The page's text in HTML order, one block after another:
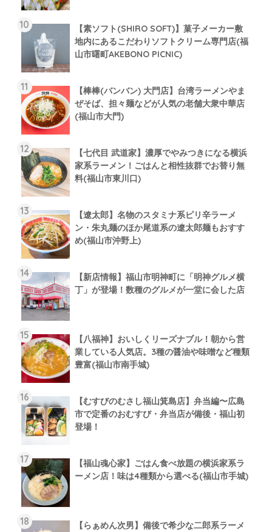
【素ソフト(SHIRO SOFT)】菓子メーカー敷
地内にあるこだわりソフトクリーム専門店(福
山市曙町AKEBONO PICNIC)
【棒棒(バンバン) 大門店】台湾ラーメンやま
ぜそば、担々麺などが人気の老舗大衆中華店
(福山市大門)
【七代目 武道家】濃厚でやみつきになる横浜
家系ラーメン！ごはんと相性抜群でお替り無
料(福山市東川口)
【遼太郎】名物のスタミナ系ピリ辛ラーメ
ン・朱丸麺のほか尾道系の遼太郎麺もおすす
め(福山市沖野上)
【新店情報】福山市明神町に「明神グルメ横
丁」が登場！数種のグルメが一堂に会した店
【八福神】おいしくリーズナブル！朝から営
業している人気店。3種の醤油や味噌など種類
豊富(福山市南手城)
【むすびのむさし福山箕島店】弁当編〜広島
市で定番のおむすび・弁当店が備後・福山初
登場！
【福山魂心家】ごはん食べ放題の横浜家系ラ
ーメン店！味は4種類から選べる(福山市手城)
【らぁめん次男】備後で希少な二郎系ラーメ